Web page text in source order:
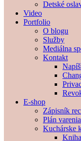
Detské
Video
Portfolio
O blogu
Služby
Mediálna
Kontakt
E-shop
Zápisník
Plán
Kuchárske